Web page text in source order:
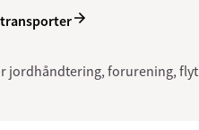
jordhåndtering, forurening,